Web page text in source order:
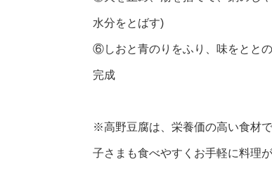
水分をとばす)
⑥しおと青のりをふり、味をととの
完成
※高野豆腐は、栄養価の高い食材
子さまも食べやすくお手軽に料理